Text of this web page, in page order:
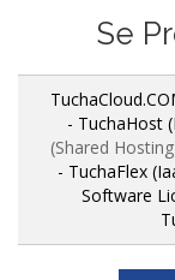
Se
- TuchaHost
(Shared
- TuchaFlex
Software